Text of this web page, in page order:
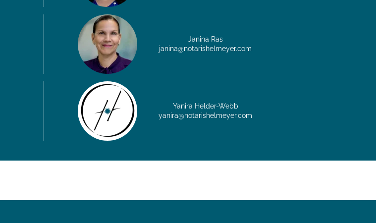
Janina Ras
janina@notarishelmeyer.com
Yanira Helder-Webb
yanira@notarishelmeyer.com